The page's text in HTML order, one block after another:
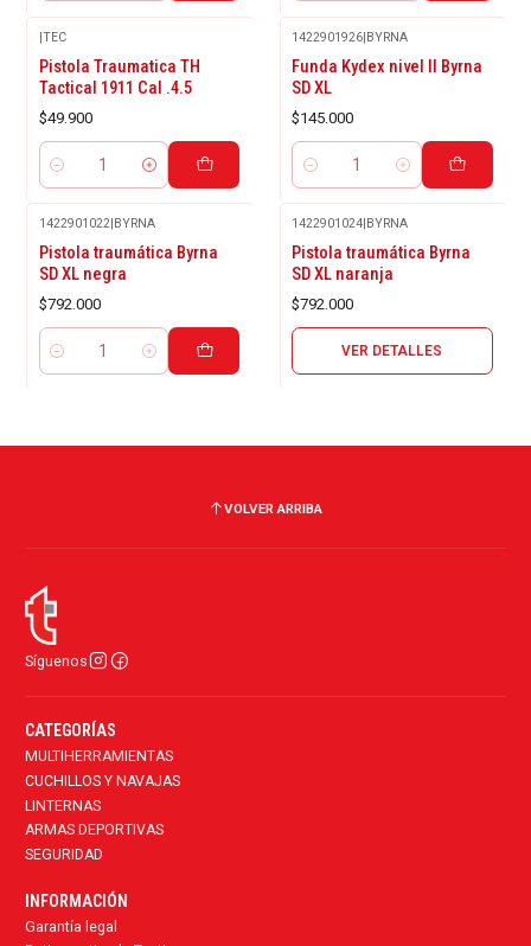
|TEC
Pistola Traumatica TH
Tactical 1911 Cal .4.5
$49.900
Cantidad
1422901926|BYRNA
Funda Kydex nivel II Byrna
SD XL
$145.000
Cantidad
1422901022| BYRNA
Pistola traumática Byrna
SD XL negra
$792.000
Cantidad
1422901024 BYRNA
Pistola traumática Byrna
SD XL naranja
$792.000
VER DETALLES
VOLVER ARRIBA
Síguenos
CATEGORÍAS
MULTIHERRAMIENTAS
CUCHILLOS Y NAVAJAS
LINTERNAS
ARMAS DEPORTIVAS
SEGURIDAD
INFORMACIÓN
Garantía legal